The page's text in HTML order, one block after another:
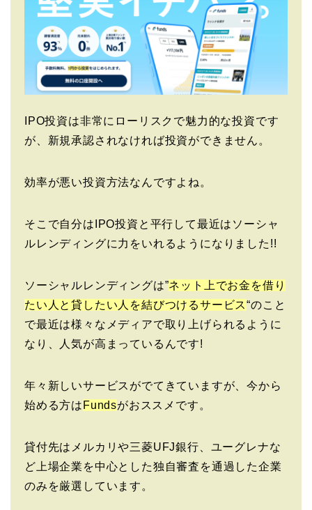
IPO投資は非常にローリスクで魅力的な投資です
が、新規承認されなければ投資ができません。
効率が悪い投資方法なんですよね。
そこで自分はIPO投資と平行して最近はソーシャ
ルレンディングに力をいれるようになりました!!
ソーシャルレンディングは”ネット上でお金を借り
たい人と貸したい人を結びつけるサービス“のこと
で最近は様々なメディアで取り上げられるように
なり、人気が高まっているんです!
年々新しいサービスがでてきていますが、今から
始める方は Fundsがおススメです。
貸付先はメルカリや三菱UFJ銀行、ユーグレナな
ど上場企業を中心とした独自審査を通過した企業
のみを厳選しています。